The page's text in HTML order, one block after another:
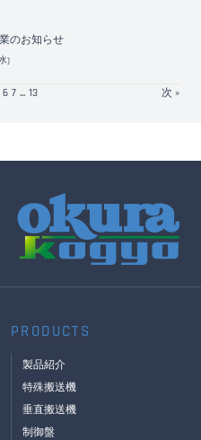
のお知らせ
)
6 7 ... 13 次 »
PRODUCTS
製品紹介
特殊搬送機
垂直搬送機
制御盤